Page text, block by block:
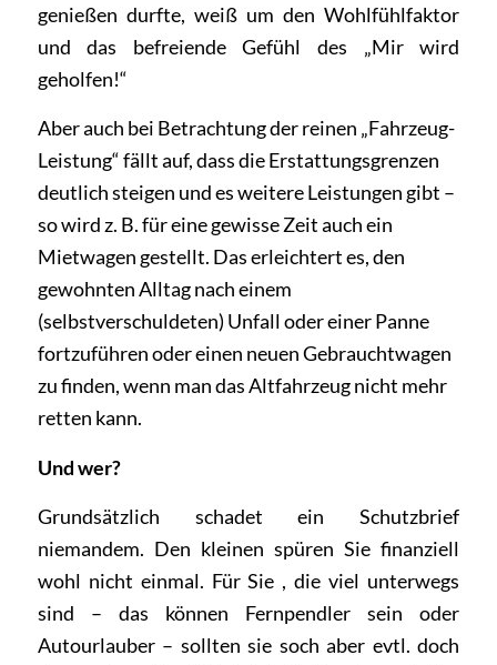
genießen durfte, weiß um den Wohlfühlfaktor
und das befreiende Gefühl des „Mir wird
geholfen!“
Aber auch bei Betrachtung der reinen „Fahrzeug-
Leistung“ fällt auf, dass die Erstattungsgrenzen
deutlich steigen und es weitere Leistungen gibt –
so wird z. B. für eine gewisse Zeit auch ein
Mietwagen gestellt. Das erleichtert es, den
gewohnten Alltag nach einem
(selbstverschuldeten) Unfall oder einer Panne
fortzuführen oder einen neuen Gebrauchtwagen
zu finden, wenn man das Altfahrzeug nicht mehr
retten kann.
Und wer?
Grundsätzlich schadet ein Schutzbrief
niemandem. Den kleinen spüren Sie finanziell
wohl nicht einmal. Für Sie , die viel unterwegs
sind – das können Fernpendler sein oder
Autourlauber – sollten sie soch aber evtl. doch